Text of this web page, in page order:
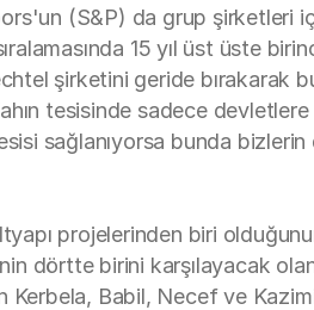
(S&P) da grup şirketleri
15 yıl üst üste
şirketini geride bırakarak
tesisinde sadece
sağlanıyorsa bunda
projelerinden biri
dörtte birini karşılayacak
Kerbela, Babil, Necef ve